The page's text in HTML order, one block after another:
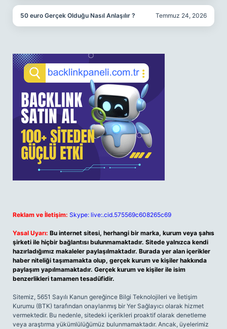
50 euro Gerçek Olduğu Nasıl Anlaşılır ? Temmuz 24, 2026
Reklam ve İletişim: Skype: live:.cid.575569c608265c69
Yasal Uyarı: Bu internet sitesi, herhangi bir marka, kurum veya şahıs
şirketi ile hiçbir bağlantısı bulunmamaktadır. Sitede yalnızca kendi
hazırladığımız makaleler paylaşılmaktadır. Burada yer alan içerikler
haber niteliği taşımamakta olup, gerçek kurum ve kişiler hakkında
paylaşım yapılmamaktadır. Gerçek kurum ve kişiler ile isim
benzerlikleri tamamen tesadüfidir.
Sitemiz, 5651 Sayılı Kanun gereğince Bilgi Teknolojileri ve İletişim
Kurumu (BTK) tarafından onaylanmış bir Yer Sağlayıcı olarak hizmet
vermektedir. Bu nedenle, sitedeki içerikleri proaktif olarak denetleme
veya araştırma yükümlülüğümüz bulunmamaktadır. Ancak, üyelerimiz